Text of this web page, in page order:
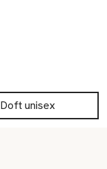
Doft unisex